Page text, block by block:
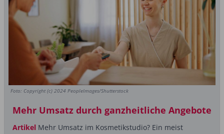
Foto: Copyright (c) 2024 PeopleImages/Shutterstock
Mehr Umsatz durch ganzheitliche Angebote
Artikel Mehr Umsatz im Kosmetikstudio? Ein meist